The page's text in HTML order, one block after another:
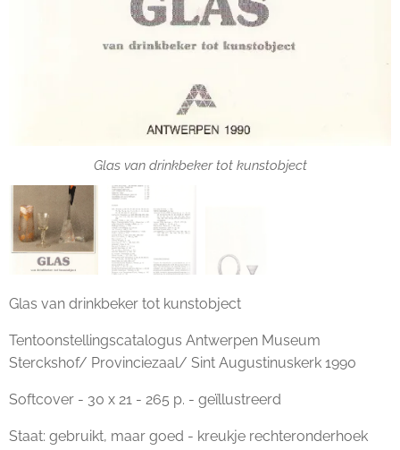
Glas van drinkbeker tot kunstobject
Glas van drinkbeker tot kunstobject
Glas van drinkbeker tot kunstobject
Glas van drinkbeker tot kunstobject
Tentoonstellingscatalogus Antwerpen Museum
Sterckshof/ Provinciezaal/ Sint Augustinuskerk 1990
Softcover - 30 x 21 - 265 p. - geïllustreerd
Staat: gebruikt, maar goed - kreukje rechteronderhoek